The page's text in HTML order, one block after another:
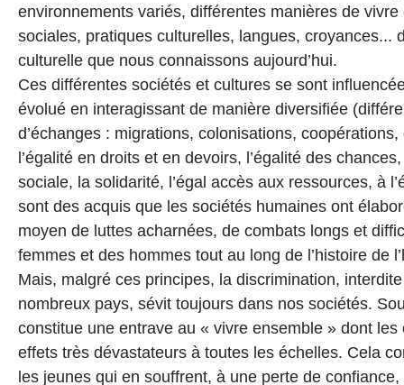
environnements variés, différentes manières de
sociales, pratiques culturelles, langues, croyances...
culturelle que nous connaissons aujourd’hui.
Ces différentes sociétés et cultures se sont
évolué en interagissant de manière diversifiée
d’échanges : migrations, colonisations,
l’égalité en droits et en devoirs, l’égalité des
sociale, la solidarité, l’égal accès aux ressources, à
sont des acquis que les sociétés humaines ont
moyen de luttes acharnées, de combats longs et
femmes et des hommes tout au long de l’histoire de
Mais, malgré ces principes, la discrimination,
nombreux pays, sévit toujours dans nos sociétés.
constitue une entrave au « vivre ensemble » dont
effets très dévastateurs à toutes les échelles. Cela
les jeunes qui en souffrent, à une perte de